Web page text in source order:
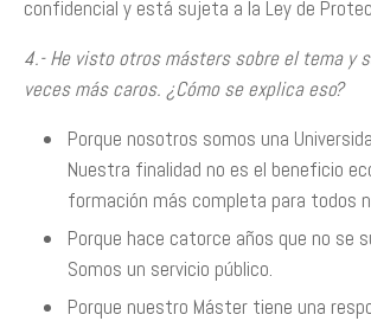
confidencial y está sujeta a la Ley de
4.- He visto otros másters sobre el tema y
veces más caros. ¿Cómo se explica eso?
Porque nosotros somos una
Nuestra finalidad no es el beneficio
formación más completa para todos
Porque hace catorce años que no se
Somos un servicio público.
Porque nuestro Máster tiene una